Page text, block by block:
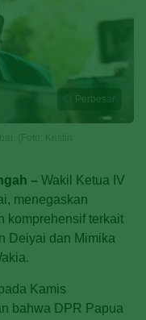
Perbesar
– Wakil Ketua IV
menegaskan
komprehensif terkait
Deiyai dan Mimika
Kamis
bahwa DPR Papua